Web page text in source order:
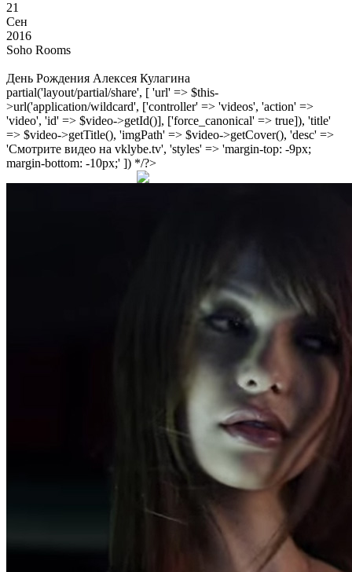
21
Сен
2016
Soho Rooms
День Рождения Алексея Кулагина
partial('layout/partial/share', [ 'url' => $this-
>url('application/wildcard', ['controller' => 'videos', 'action' =>
'video', 'id' => $video->getId()], ['force_canonical' => true]), 'title'
=> $video->getTitle(), 'imgPath' => $video->getCover(), 'desc' =>
'Смотрите видео на vklybe.tv', 'styles' => 'margin-top: -9px;
margin-bottom: -10px;' ]) */?>